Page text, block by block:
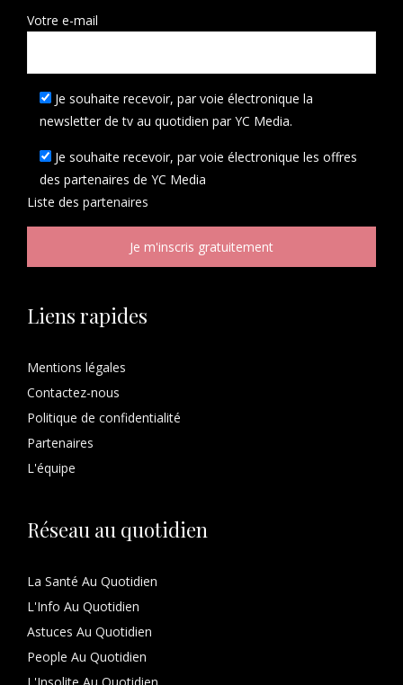
Votre e-mail
Je souhaite recevoir, par voie électronique la
newsletter de tv au quotidien par YC Media.
Je souhaite recevoir, par voie électronique les offres
des partenaires de YC Media
Liste des partenaires
Liens rapides
Mentions légales
Contactez-nous
Politique de confidentialité
Partenaires
L'équipe
Réseau au quotidien
La Santé Au Quotidien
L'Info Au Quotidien
Astuces Au Quotidien
People Au Quotidien